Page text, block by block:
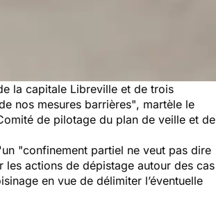
la capitale Libreville et de trois
nos mesures barrières", martèle le
de pilotage du plan de veille et de
"confinement partiel ne veut pas dire
les actions de dépistage autour des cas
en vue de délimiter l’éventuelle